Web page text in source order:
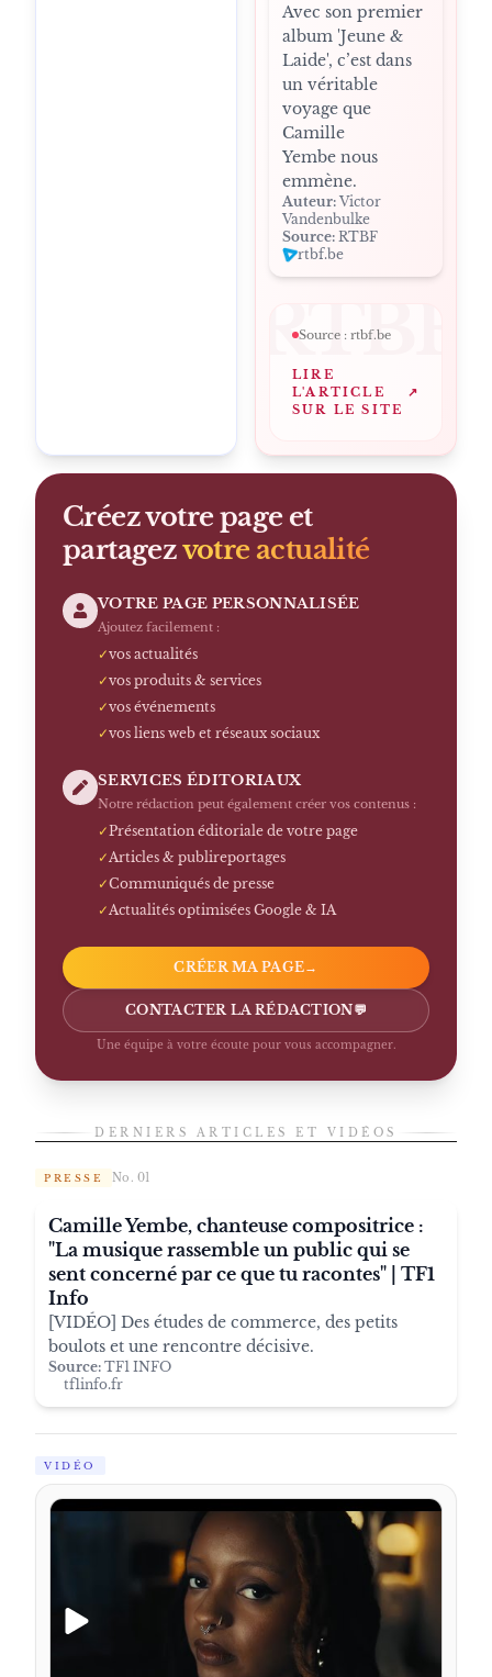
Avec son premier
album 'Jeune &
Laide', c’est dans
un véritable
voyage que
Camille
Yembe nous
emmène.
Auteur: Victor
Vandenbulke
Source: RTBF
rtbf.be
RTBF
Source : rtbf.be
LIRE
L'ARTICLE
SUR LE SITE
↗
Créez votre page et
partagezvotre actualité
VOTRE PAGE PERSONNALISÉE
Ajoutez facilement :
✓vos actualités
✓vos produits & services
✓vos événements
✓vos liens web et réseaux sociaux
SERVICES ÉDITORIAUX
Notre rédaction peut également créer vos contenus :
✓Présentation éditoriale de votre page
✓ Articles & publireportages
✓Communiqués de presse
✓ Actualités optimisées Google & IA
CRÉER MA PAGE→
CONTACTER LA RÉDACTION💬
Une équipe à votre écoute pour vous accompagner.
DERNIERS ARTICLES ET VIDÉOS
PRESSE No. 01
Camille Yembe, chanteuse compositrice :
"La musique rassemble un public qui se
sent concerné par ce que tu racontes" | TF1
Info
[VIDÉO] Des études de commerce, des petits
boulots et une rencontre décisive.
Source: TF1 INFO
tf1info.fr
VIDÉO